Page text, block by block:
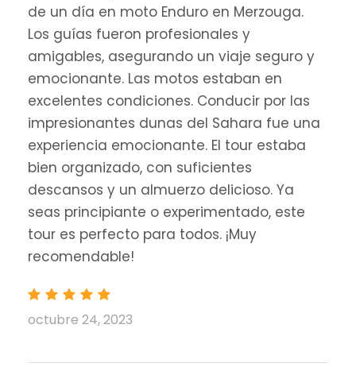
de un día en moto Enduro en Merzouga.
Los guías fueron profesionales y
amigables, asegurando un viaje seguro y
emocionante. Las motos estaban en
excelentes condiciones. Conducir por las
impresionantes dunas del Sahara fue una
experiencia emocionante. El tour estaba
bien organizado, con suficientes
descansos y un almuerzo delicioso. Ya
seas principiante o experimentado, este
tour es perfecto para todos. ¡Muy
recomendable!
octubre 24, 2023